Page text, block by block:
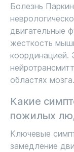
Болезнь
двигательные
жесткость
координацией.
областях мозга.
Какие
пожилых
Ключевые
замедление